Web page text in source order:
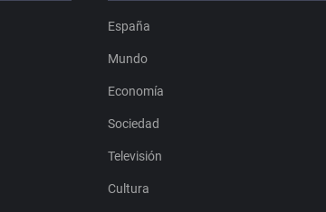
España
Mundo
Economía
Sociedad
Televisión
Cultura